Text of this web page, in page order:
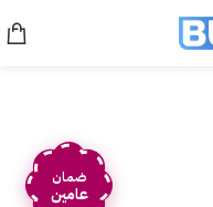
ضمان
عامين